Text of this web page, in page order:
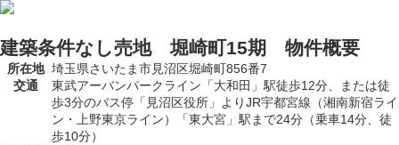
建築条件なし売地 堀崎町15期 物件概要
所在地 埼玉県さいたま市見沼区堀崎町856番7
交通
東武アーバンパークライン「大和田」駅徒歩12分、または徒
歩3分のバス停「見沼区役所」よりJR宇都宮線（湘南新宿ライ
ン・上野東京ライン）「東大宮」駅まで24分（乗車14分、徒
歩10分）